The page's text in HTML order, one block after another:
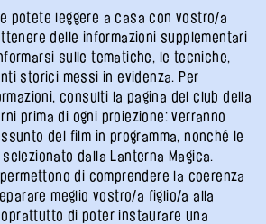
potete leggere a casa con vostro/a
delle informazioni supplementari
sulle tematiche, le tecniche,
storici messi in evidenza. Per
consulti la pagina del club della
prima di ogni proiezione: verranno
del film in programma, nonché le
dalla Lanterna Magica.
di comprendere la coerenza
meglio vostro/a figlio/a alla
di poter instaurare una